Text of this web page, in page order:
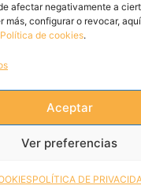
afectar negativamente a
más, configurar o revocar,
Política de cookies.
Aceptar
Ver preferencias
POLÍTICA DE